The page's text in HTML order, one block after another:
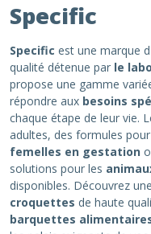
Specific
Specific est une marque d'
qualité détenue par le
propose une gamme
répondre aux besoins
chaque étape de leur vie.
adultes, des formules
femelles en gestation
solutions pour les
disponibles. Découvrez
croquettes de haute
barquettes